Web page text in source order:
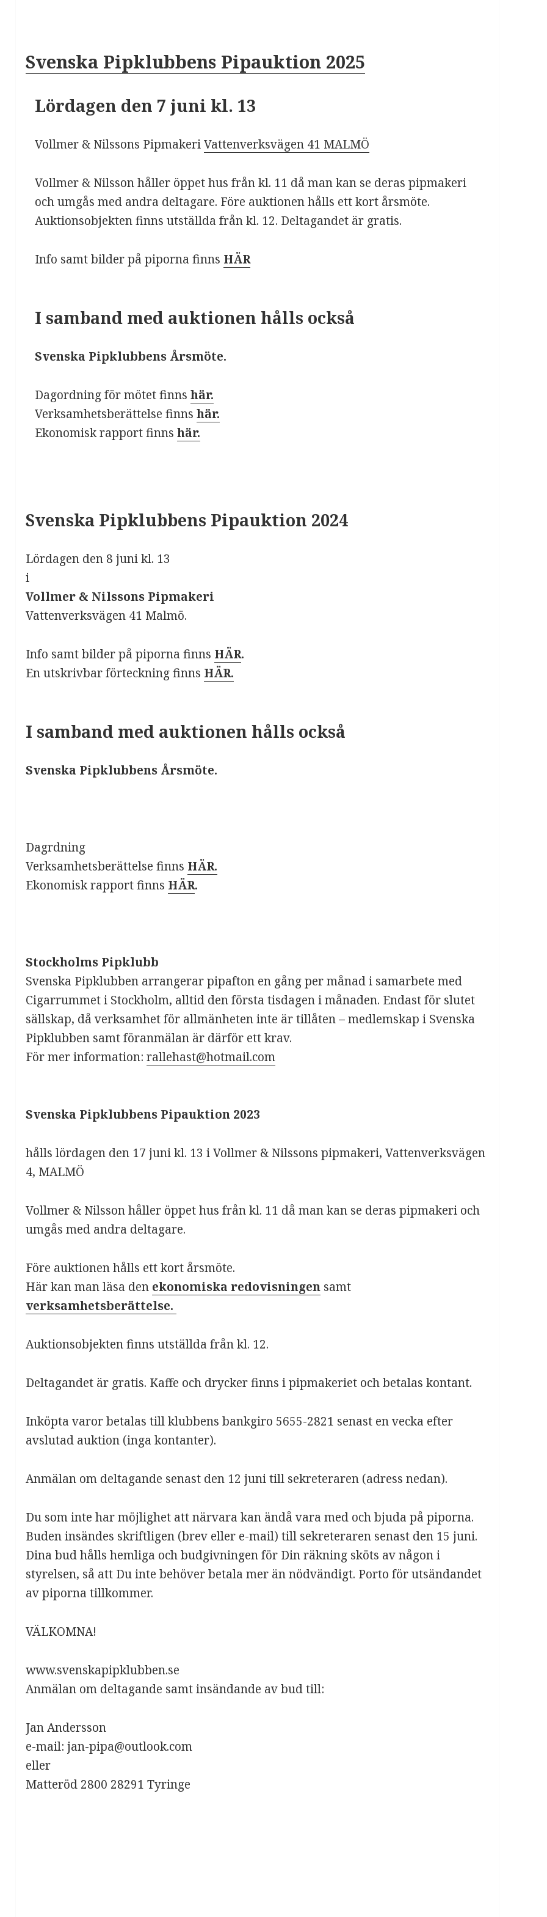
Svenska Pipklubbens Pipauktion 2025
Lördagen den 7 juni kl. 13
Vollmer & Nilssons PipmakeriVattenverksvägen 41 MALMÖ
Vollmer & Nilsson håller öppet hus från kl. 11 då man kan se deras pipmakeri
och umgås med andra deltagare. Före auktionen hålls ett kort årsmöte.
Auktionsobjekten finns utställda från kl. 12. Deltagandet är gratis.
Info samt bilder på piporna finns HÄR
I samband med auktionen hålls också
Svenska Pipklubbens Årsmöte.
Dagordning för mötet finnshär.
Verksamhetsberättelse finnshär.
Ekonomisk rapport finnshär.
Svenska Pipklubbens Pipauktion 2024
Lördagen den 8 juni kl. 13
i
Vollmer & Nilssons Pipmakeri
Vattenverksvägen 41 Malmö.
Info samt bilder på piporna finns HÄR.
En utskrivbar förteckning finns HÄR.
I samband med auktionen hålls också
Svenska Pipklubbens Årsmöte.
Dagrdning
Verksamhetsberättelse finns HÄR.
Ekonomisk rapport finns HÄR.
Stockholms Pipklubb
Svenska Pipklubben arrangerar pipafton en gång per månad i samarbete med
Cigarrummet i Stockholm, alltid den första tisdagen i månaden. Endast för slutet
sällskap, då verksamhet för allmänheten inte är tillåten – medlemskap i Svenska
Pipklubben samt föranmälan är därför ett krav.
För mer information:rallehast@hotmail.com
Svenska Pipklubbens Pipauktion 2023
hålls lördagen den 17 juni kl. 13 i Vollmer & Nilssons pipmakeri, Vattenverksvägen
4, MALMÖ
Vollmer & Nilsson håller öppet hus från kl. 11 då man kan se deras pipmakeri och
umgås med andra deltagare.
Före auktionen hålls ett kort årsmöte.
Här kan man läsa den ekonomiska redovisningen samt
verksamhetsberättelse.
Auktionsobjekten finns utställda från kl. 12.
Deltagandet är gratis. Kaffe och drycker finns i pipmakeriet och betalas kontant.
Inköpta varor betalas till klubbens bankgiro 5655-2821 senast en vecka efter
avslutad auktion (inga kontanter).
Anmälan om deltagande senast den 12 juni till sekreteraren (adress nedan).
Du som inte har möjlighet att närvara kan ändå vara med och bjuda på piporna.
Buden insändes skriftligen (brev eller e-mail) till sekreteraren senast den 15 juni.
Dina bud hålls hemliga och budgivningen för Din räkning sköts av någon i
styrelsen, så att Du inte behöver betala mer än nödvändigt. Porto för utsändandet
av piporna tillkommer.
VÄLKOMNA!
www.svenskapipklubben.se
Anmälan om deltagande samt insändande av bud till:
Jan Andersson
e-mail: jan-pipa@outlook.com
eller
Matteröd 2800 28291 Tyringe